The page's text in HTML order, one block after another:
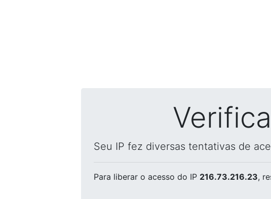
Seu IP fez diversas tentativas de
Para liberar o acesso do IP 216.73.216.23,